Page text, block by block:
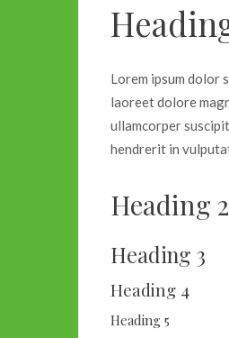
Lorem ipsum dolor
laoreet dolore
ullamcorper
hendrerit in
Heading 2
Heading 3
Heading 4
Heading 5